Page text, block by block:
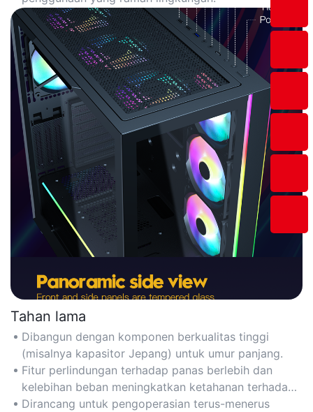
Tahan lama
Dibangun dengan komponen berkualitas tinggi
(misalnya kapasitor Jepang) untuk umur panjang.
Fitur perlindungan terhadap panas berlebih dan
kelebihan beban meningkatkan ketahanan terhadap
penggunaan berat.
Dirancang untuk pengoperasian terus-menerus